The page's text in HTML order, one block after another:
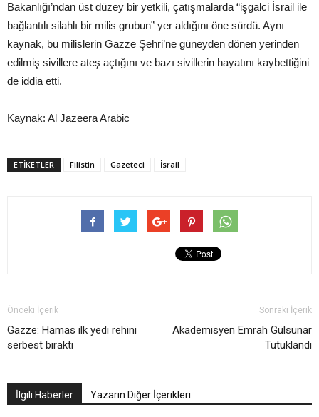
Bakanlığı’ndan üst düzey bir yetkili, çatışmalarda “işgalci İsrail ile
bağlantılı silahlı bir milis grubun” yer aldığını öne sürdü. Aynı
kaynak, bu milislerin Gazze Şehri’ne güneyden dönen yerinden
edilmiş sivillere ateş açtığını ve bazı sivillerin hayatını kaybettiğini
de iddia etti.
Kaynak: Al Jazeera Arabic
ETIKETLER Filistin Gazeteci İsrail
Önceki İçerik
Gazze: Hamas ilk yedi rehini
serbest bıraktı
Sonraki İçerik
Akademisyen Emrah Gülsunar
Tutuklandı
İlgili Haberler Yazarın Diğer İçerikleri